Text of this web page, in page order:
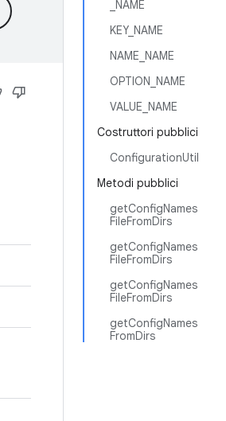
_NAME
KEY_NAME
NAME_NAME
OPTION_NAME
VALUE_NAME
Costruttori pubblici
ConfigurationUtil
Metodi pubblici
getConfigNames
FileFromDirs
getConfigNames
FileFromDirs
getConfigNames
FileFromDirs
getConfigNames
FromDirs